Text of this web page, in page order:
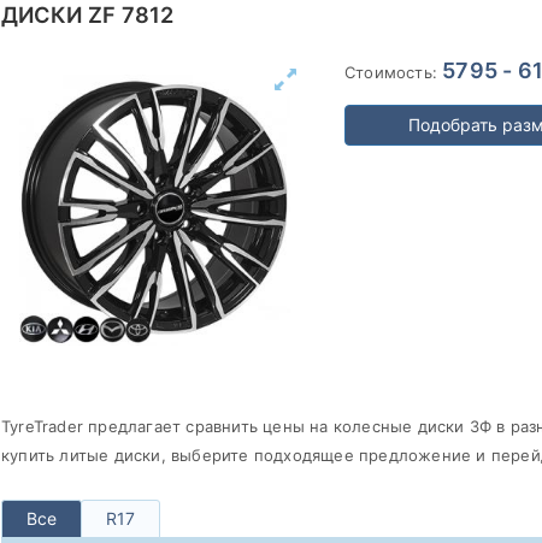
ДИСКИ ZF 7812
Стоимость: 5795 -
Подобрать
TyreTrader предлагает сравнить цены на колесные диски ЗФ в
купить литые диски, выберите подходящее предложение и
Все R17